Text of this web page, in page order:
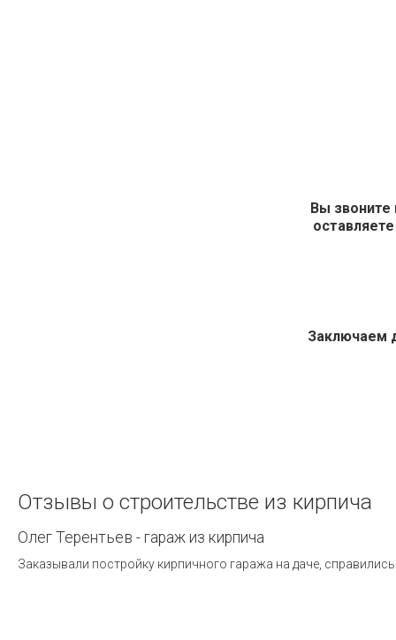
Вы звоните
Заключаем
Отзывы о строительстве из кирпича
Олег Терентьев - гараж из кирпича
Заказывали постройку кирпичного гаража на даче,